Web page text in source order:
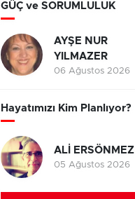
GÜÇ ve SORUMLULUK
AYŞE NUR
YILMAZER
06 Ağustos 2026
Hayatımızı Kim Planlıyor?
ALİ ERSÖNMEZ
05 Ağustos 2026